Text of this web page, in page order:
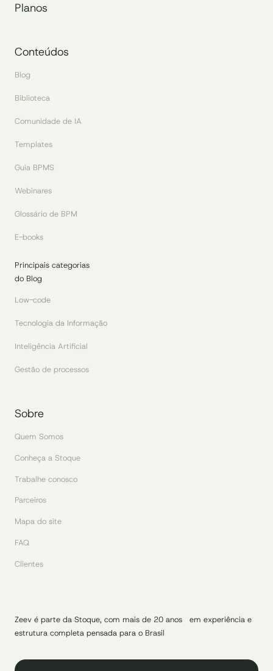
Planos
Conteúdos
Blog
Biblioteca
Comunidade de IA
Templates
Guia BPMS
Webinares
Glossário de BPM
E-books
Principais categorias
do Blog
Low-code
Tecnologia da Informação
Inteligência Artificial
Gestão de processos
Sobre
Quem Somos
Conheça a Stoque
Trabalhe conosco
Parceiros
Mapa do site
FAQ
Clientes
Zeev é parte da Stoque, com mais de 20 anos em experiência e
estrutura completa pensada para o Brasil